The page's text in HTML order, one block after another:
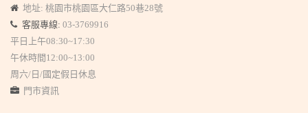
地址: 桃園市桃園區大仁路50巷28號
客服專線: 03-3769916
平日上午08:30~17:30
午休時間12:00~13:00
周六/日/國定假日休息
門市資訊